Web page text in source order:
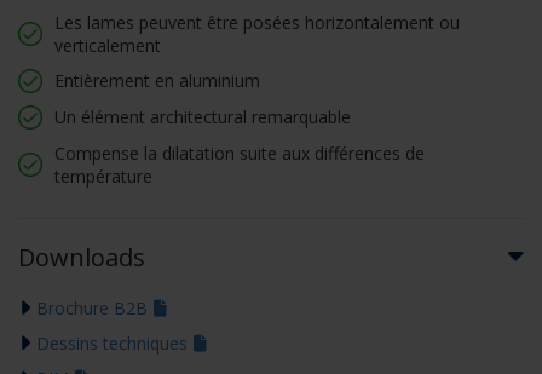
Les lames peuvent être posées horizontalement ou
verticalement
Entièrement en aluminium
Un élément architectural remarquable
Compense la dilatation suite aux différences de
température
Downloads
Brochure B2B
Dessins techniques